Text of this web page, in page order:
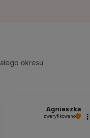
okresu
Agnieszka
zweryfikowano